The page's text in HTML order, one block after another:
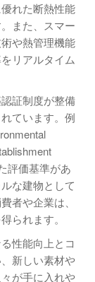
れた断熱性能
また、スマー
や熱管理機能
リアルタイム
証制度が整備
ています。例
評価基準があ
な建物として
者や企業は、
られます。
性能向上とコ
新しい素材や
が手に入れや